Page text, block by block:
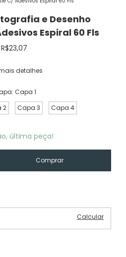
e Desenho
Espiral 60 Fls
R$23,07
detalhes
Capa 1
2 Capa 3 Capa 4
última peça!
Calcular